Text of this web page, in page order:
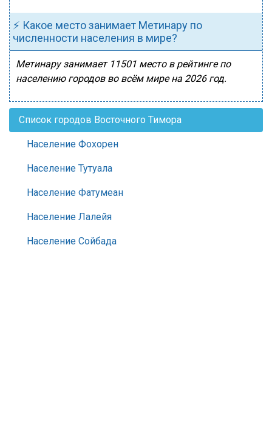
⚡ Какое место занимает Метинару по
численности населения в мире?
Метинару занимает 11501 место в рейтинге по
населению городов во всём мире на 2026 год.
Список городов Восточного Тимора
Население Фохорен
Население Тутуала
Население Фатумеан
Население Лалейя
Население Сойбада